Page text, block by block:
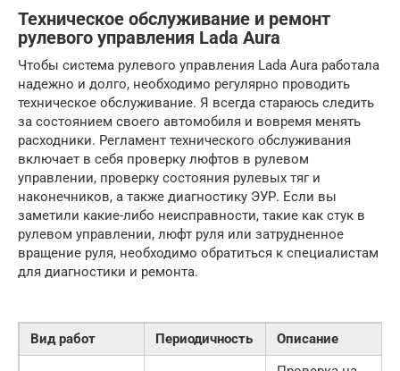
Техническое обслуживание и ремонт
рулевого управления Lada Aura
Чтобы система рулевого управления Lada Aura работала
надежно и долго, необходимо регулярно проводить
техническое обслуживание. Я всегда стараюсь следить
за состоянием своего автомобиля и вовремя менять
расходники. Регламент технического обслуживания
включает в себя проверку люфтов в рулевом
управлении, проверку состояния рулевых тяг и
наконечников, а также диагностику ЭУР. Если вы
заметили какие-либо неисправности, такие как стук в
рулевом управлении, люфт руля или затрудненное
вращение руля, необходимо обратиться к специалистам
для диагностики и ремонта.
Вид работ Периодичность Описание